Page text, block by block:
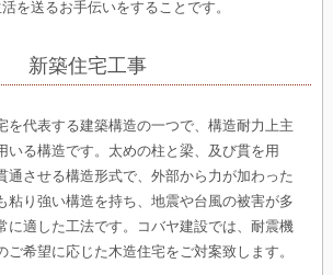
を送るお手伝いをすることです。
新築住宅工事
を代表する建築構造の一つで、構造耐力上主
いる構造です。太めの柱と梁、及び貫を用
通させる構造形式で、外部から力が加わった
粘り強い構造を持ち、地震や台風の被害が多
に適した工法です。コバヤ建設では、耐震機
ご希望に応じた木造住宅をご対案致します。